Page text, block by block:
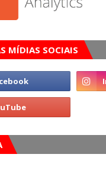
MÍDIAS SOCIAIS